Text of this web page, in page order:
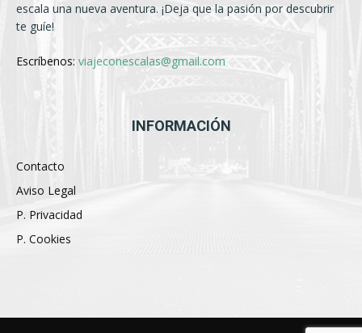
escala una nueva aventura. ¡Deja que la pasión por descubrir
te guíe!
Escríbenos: viajeconescalas@gmail.com
INFORMACIÓN
Contacto
Aviso Legal
P. Privacidad
P. Cookies